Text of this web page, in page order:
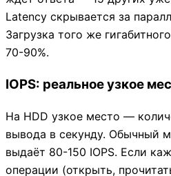
Latency скрывается за
Загрузка того же
70-90%.
IOPS: реальное узкое
На HDD узкое место —
вывода в секунду. Обычный
выдаёт 80-150 IOPS. Если
операции (открыть,